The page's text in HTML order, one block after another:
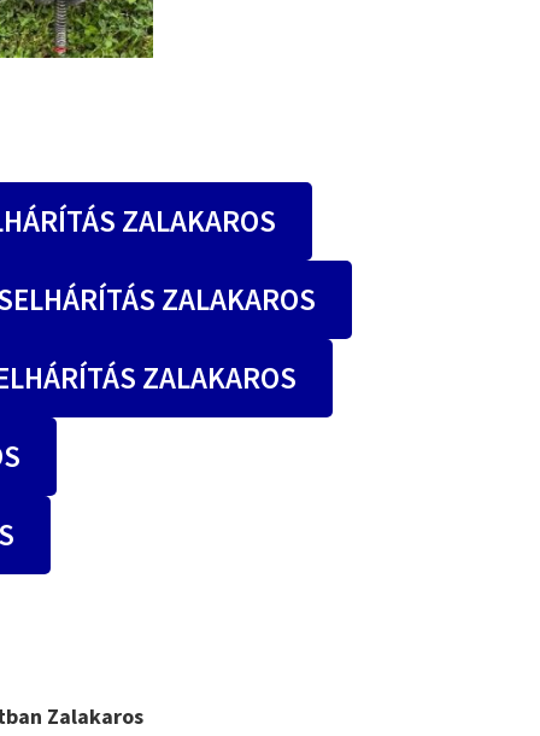
ZALAKAROS
ZALAKAROS
ZALAKAROS
Zalakaros